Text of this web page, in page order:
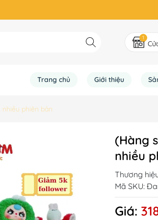
1
Trang chủ Giới thiệu
phiên bản
(Hàng
nhiều
Thương
Mã SKU:
Giá: